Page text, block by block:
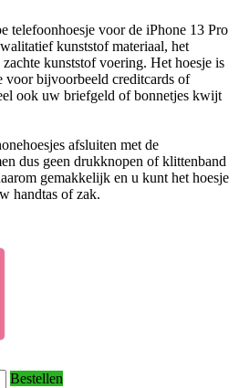
telefoonhoesje voor de iPhone 13 Pro
kunststof materiaal, het
kunststof voering. Het hoesje is
voor bijvoorbeeld creditcards of
ook uw briefgeld of bonnetjes kwijt
afsluiten met de
dus geen drukknopen of klittenband
gemakkelijk en u kunt het hoesje
handtas of zak.
Bestellen